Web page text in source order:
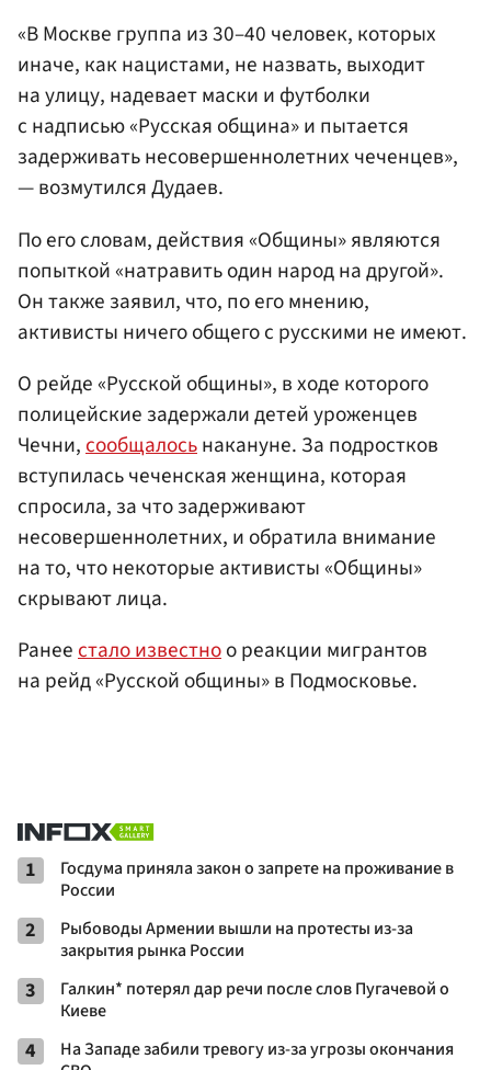
«В Москве группа из 30–40 человек, которых
иначе, как нацистами, не назвать, выходит
на улицу, надевает маски и футболки
с надписью «Русская община» и пытается
задерживать несовершеннолетних чеченцев»,
— возмутился Дудаев.
По его словам, действия «Общины» являются
попыткой «натравить один народ на другой».
Он также заявил, что, по его мнению,
активисты ничего общего с русскими не имеют.
О рейде «Русской общины», в ходе которого
полицейские задержали детей уроженцев
Чечни,сообщалосьнакануне. За подростков
вступилась чеченская женщина, которая
спросила, за что задерживают
несовершеннолетних, и обратила внимание
на то, что некоторые активисты «Общины»
скрывают лица.
Ранеестало известноо реакции мигрантов
на рейд «Русской общины» в Подмосковье.
1
Госдума приняла закон о запрете на проживание в
России
2
Рыбоводы Армении вышли на протесты из-за
закрытия рынка России
3
Галкин* потерял дар речи после слов Пугачевой о
Киеве
4
На Западе забили тревогу из-за угрозы окончания